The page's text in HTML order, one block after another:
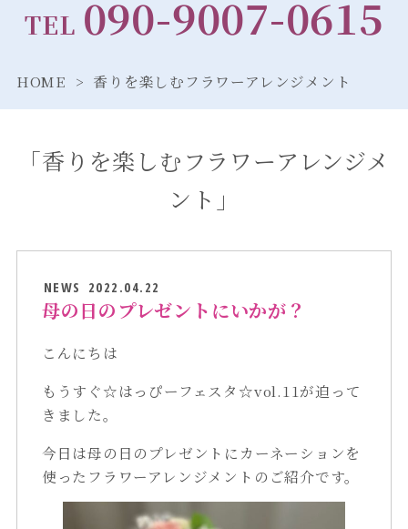
TEL 090-9007-0615
HOME 香りを楽しむフラワーアレンジメント
「香りを楽しむフラワーアレンジメ
ント」
NEWS 2022.04.22
母の日のプレゼントにいかが？
こんにちは
もうすぐ☆はっぴーフェスタ☆vol.11が迫って
きました。
今日は母の日のプレゼントにカーネーションを
使ったフラワーアレンジメントのご紹介です。